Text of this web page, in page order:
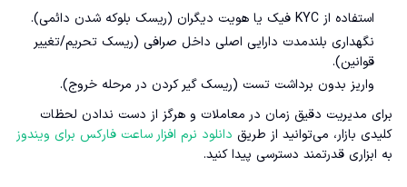
استفاده از KYC فیک یا هویت دیگران (ریسک بلوکه شدن دائمی).
نگهداری بلندمدت دارایی اصلی داخل صرافی (ریسک تحریم/تغییر
قوانین).
واریز بدون برداشت تست (ریسک گیر کردن در مرحله خروج).
برای مدیریت دقیق زمان در معاملات و هرگز از دست ندادن لحظات
کلیدی بازار، می‌توانید از طریق دانلود نرم افزار ساعت فارکس برای ویندوز
به ابزاری قدرتمند دسترسی پیدا کنید.